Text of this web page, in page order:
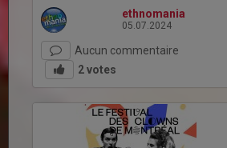
ethnomania
05.07.2024
Aucun commentaire
2votes